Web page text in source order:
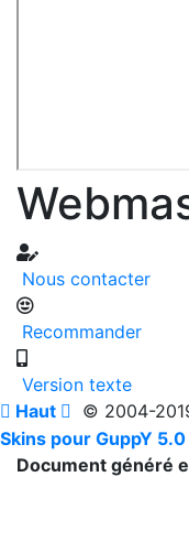
Nous contacter
Recommander
Version texte
 Haut  © 2004-
Skins pour GuppY
Document généré